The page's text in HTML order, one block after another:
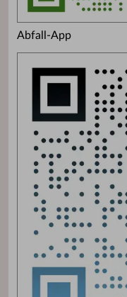
Abfall-App